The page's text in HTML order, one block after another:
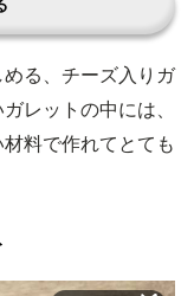
る、チーズ入りガ
レットの中には、
料で作れてとても